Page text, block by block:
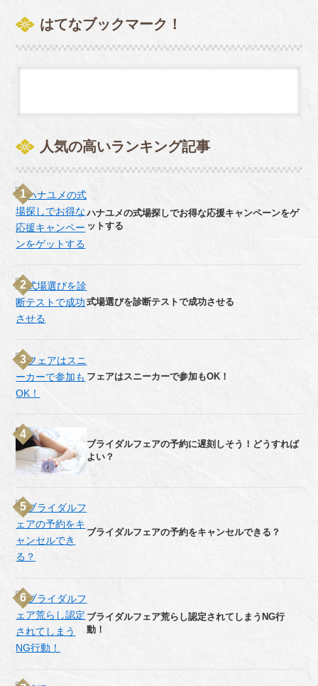
はてなブックマーク！
人気の高いランキング記事
ハナユメの式場探しでお得な応援キャンペーンをゲ
ットする
式場選びを診断テストで成功させる
フェアはスニーカーで参加もOK！
ブライダルフェアの予約に遅刻しそう！どうすれば
よい？
ブライダルフェアの予約をキャンセルできる？
ブライダルフェア荒らし認定されてしまうNG行
動！